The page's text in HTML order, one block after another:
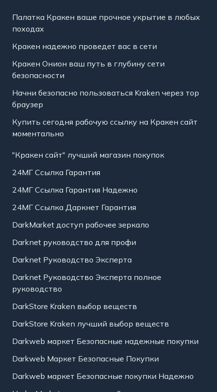
Палатка Кракен ваше прочное укрытие в любых
походах
Кракен надежно проведет вас в сети
Кракен Онион ваш путь в глубину сети
безопасности
Начни безопасно пользоваться Kraken через тор
браузер
Купить сегодня рабочую ссылку на Кракен сайт
моментально
"Кракен сайт" лучший магазин покупок
24МГ Ссылка Гарантия
24МГ Ссылка Гарантия Надежно
24МГ Ссылка Даркнет Гарантия
DarkMarket доступ рабочее зеркало
Darknet руководство для профи
Darknet Руководство Эксперта
Darknet Руководство Эксперта полное
руководство
DarkStore Kraken выбор веществ
DarkStore Kraken лучший выбор веществ
Darkweb маркет Безопасные надежные покупки
Darkweb Маркет Безопасные Покупки
Darkweb маркет Безопасные покупки Надежно